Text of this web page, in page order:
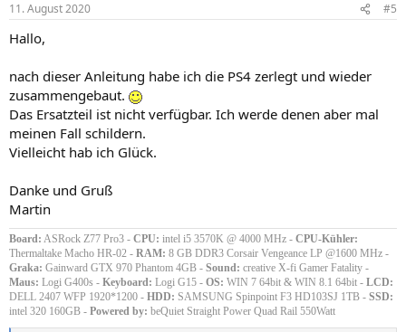
11. August 2020 #5
Hallo,
nach dieser Anleitung habe ich die PS4 zerlegt und wieder
zusammengebaut.
Das Ersatzteil ist nicht verfügbar. Ich werde denen aber mal
meinen Fall schildern.
Vielleicht hab ich Glück.
Danke und Gruß
Martin
Board: ASRock Z77 Pro3 - CPU: intel i5 3570K @ 4000 MHz - CPU-Kühler:
Thermaltake Macho HR-02 - RAM: 8 GB DDR3 Corsair Vengeance LP @1600 MHz -
Graka: Gainward GTX 970 Phantom 4GB - Sound: creative X-fi Gamer Fatality -
Maus: Logi G400s - Keyboard: Logi G15 - OS: WIN 7 64bit & WIN 8.1 64bit - LCD:
DELL 2407 WFP 1920*1200 - HDD: SAMSUNG Spinpoint F3 HD103SJ 1TB - SSD:
intel 320 160GB - Powered by: beQuiet Straight Power Quad Rail 550Watt